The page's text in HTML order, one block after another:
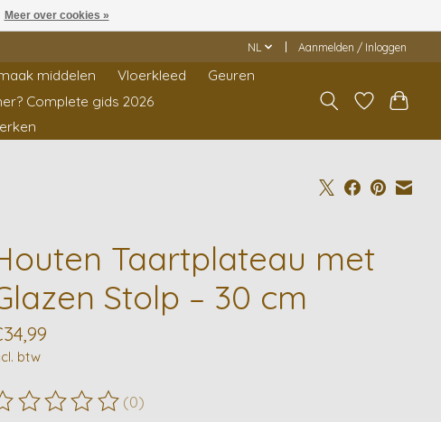
NL Aanmelden / Inloggen
middelen Vloerkleed
Geuren
Complete gids 2026
Taartplateau met
Stolp – 30 cm
btw
beoordeling van dit product is
(0)
Meer over cookies »